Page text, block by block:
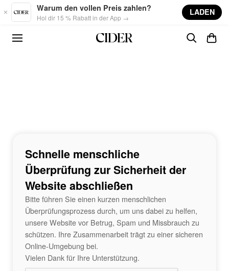
Skip to main content
Warum den vollen Preis zahlen?
Hol dir 15 % Rabatt in der App →
LADEN
Schnelle menschliche
Überprüfung zur Sicherheit der
Website abschließen
Bitte führen Sie einen kurzen menschlichen
Überprüfungsprozess durch, um uns dabei zu helfen,
unsere Website vor Betrug, Spam und Missbrauch zu
schützen. Ihre Zusammenarbeit trägt zu einer sicheren
Online-Umgebung bei.
Vielen Dank für Ihre Unterstützung.